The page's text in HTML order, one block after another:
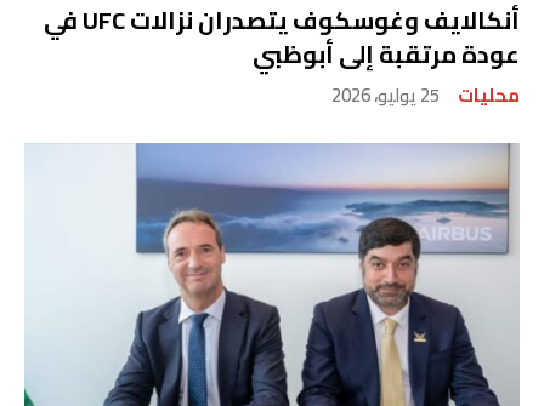
أنكالايف وغوسكوف يتصدران نزالات UFC في
عودة مرتقبة إلى أبوظبي
محليات 25 يوليو، 2026